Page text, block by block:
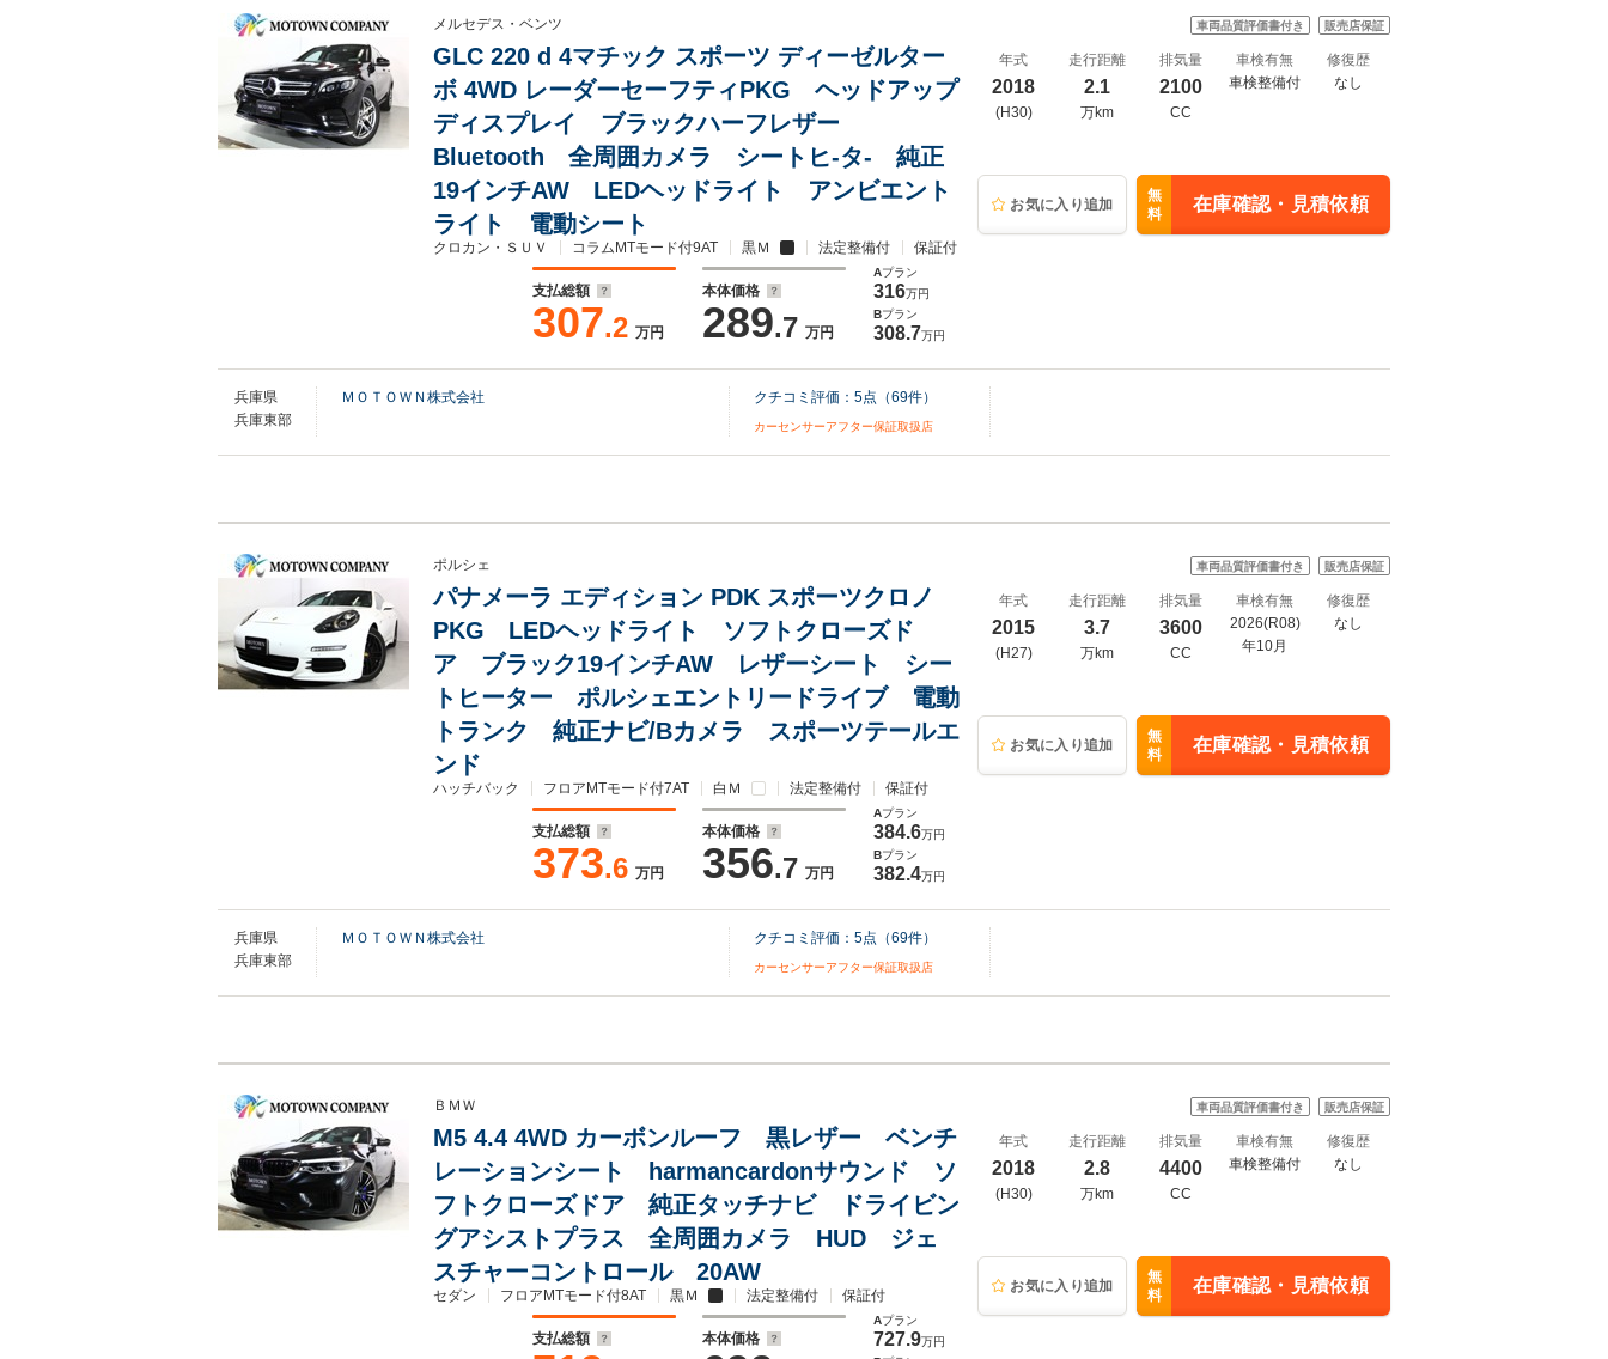
メルセデス・ベンツ
GLC 220 d 4マチック スポーツ ディーゼルター
ボ 4WD レーダーセーフティPKG ヘッドアップ
ディスプレイ ブラックハーフレザー
Bluetooth 全周囲カメラ シートヒ-タ- 純正
19インチAW LEDヘッドライト アンビエント
ライト 電動シート
クロカン・ＳＵＶ コラムMTモード付9AT 黒Ｍ 法定整備付 保証付
支払総額
307.2 万円
本体価格
289.7 万円
Aプラン
316万円
Bプラン
308.7万円
車両品質評価書付き 販売店保証
年式
2018
(H30)
走行距離
2.1
万km
排気量
2100
CC
車検有無
車検整備付
修復歴
なし
お気に入り追加
無
料
在庫確認・見積依頼
兵庫県
兵庫東部
ＭＯＴＯＷＮ株式会社 クチコミ評価： 5点（69件）
カーセンサーアフター保証取扱店
ポルシェ
パナメーラ エディション PDK スポーツクロノ
PKG LEDヘッドライト ソフトクローズド
ア ブラック19インチAW レザーシート シー
トヒーター ポルシェエントリードライブ 電動
トランク 純正ナビ/Bカメラ スポーツテールエ
ンド
ハッチバック フロアMTモード付7AT 白Ｍ 法定整備付 保証付
支払総額
373.6 万円
本体価格
356.7 万円
Aプラン
384.6万円
Bプラン
382.4万円
車両品質評価書付き 販売店保証
年式
2015
(H27)
走行距離
3.7
万km
排気量
3600
CC
車検有無
2026(R08)
年10月
修復歴
なし
お気に入り追加
無
料
在庫確認・見積依頼
兵庫県
兵庫東部
ＭＯＴＯＷＮ株式会社 クチコミ評価： 5点（69件）
カーセンサーアフター保証取扱店
ＢＭＷ
M5 4.4 4WD カーボンルーフ 黒レザー ベンチ
レーションシート harmancardonサウンド ソ
フトクローズドア 純正タッチナビ ドライビン
グアシストプラス 全周囲カメラ HUD ジェ
スチャーコントロール 20AW
セダン フロアMTモード付8AT 黒Ｍ 法定整備付 保証付
支払総額 本体価格
Aプラン
727.9万円
車両品質評価書付き 販売店保証
年式
2018
(H30)
走行距離
2.8
万km
排気量
4400
CC
車検有無
車検整備付
修復歴
なし
お気に入り追加
無
料
在庫確認・見積依頼